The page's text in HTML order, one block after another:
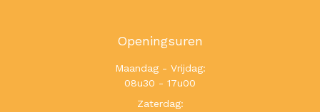
Openingsuren
Maandag - Vrijdag:
08u30 - 17u00
Zaterdag: